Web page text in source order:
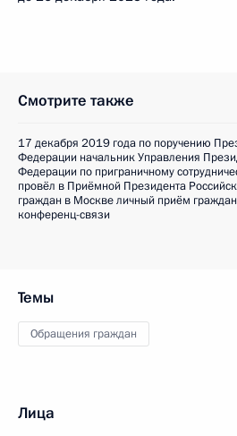
Смотрите также
17 декабря 2019 года по поручению
Федерации начальник Управления
Федерации по приграничному
провёл в Приёмной Президента
граждан в Москве личный приём
конференц-связи
Темы
Обращения граждан
Лица